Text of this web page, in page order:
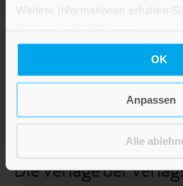
Weitere Informationen erhalten
OK
Anpassen
Alle
LEBE GUT
NEWSLETTER
KARRIERE
Die Verlage der